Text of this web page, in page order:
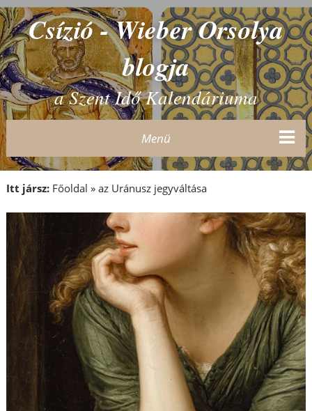
Csízió - Wieber Orsolya
blogja
a Szent Idő Kalendáriuma
Menü
Itt jársz: Főoldal » az Uránusz jegyváltása